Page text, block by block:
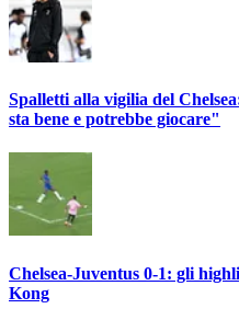
Spalletti alla vigilia del
sta bene e potrebbe giocare"
Chelsea-Juventus 0-1: gli
Kong